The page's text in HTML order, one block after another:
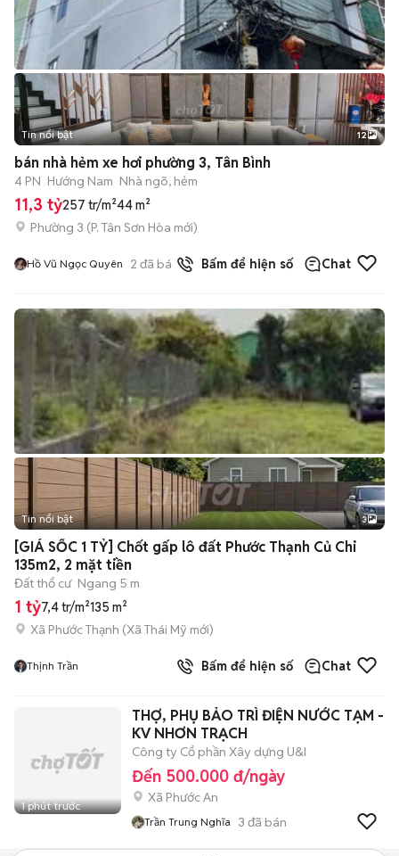
+2
Tin nổi bật 12
bán nhà hẻm xe hơi phường 3, Tân Bình
4 PN Hướng Nam Nhà ngõ, hẻm
11,3 tỷ257 tr/m²44 m²
Phường 3 (P. Tân Sơn Hòa mới)
Hồ Vũ Ngọc Quyên 2 đã bán Bấm để hiện số Chat
Tin nổi bật 3
[GIÁ SỐC 1 TỶ] Chốt gấp lô đất Phước Thạnh Củ Chi
135m2, 2 mặt tiền
Đất thổ cư Ngang 5 m
1 tỷ7,4 tr/m²135 m²
Xã Phước Thạnh (Xã Thái Mỹ mới)
Thịnh Trần Bấm để hiện số Chat
1 phút trước
THỢ, PHỤ BẢO TRÌ ĐIỆN NƯỚC TẠM -
KV NHƠN TRẠCH
Công ty Cổ phần Xây dựng U&I
Đến 500.000 đ/ngày
Xã Phước An
Trần Trung Nghĩa 3 đã bán